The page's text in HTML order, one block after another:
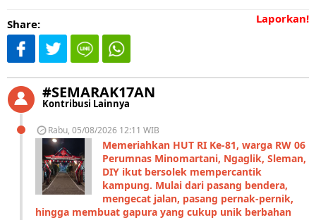
Laporkan!
Share:
#SEMARAK17AN
Kontribusi Lainnya
Rabu, 05/08/2026 12:11 WIB
Memeriahkan HUT RI Ke-81, warga RW 06
Perumnas Minomartani, Ngaglik, Sleman,
DIY ikut bersolek mempercantik
kampung. Mulai dari pasang bendera,
mengecat jalan, pasang pernak-pernik,
hingga membuat gapura yang cukup unik berbahan